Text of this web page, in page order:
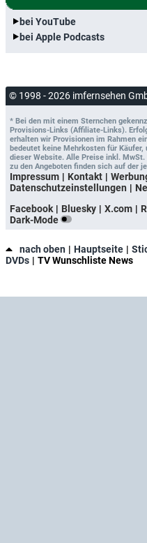
bei YouTube
bei Apple Podcasts
© 1998 - 2026 imfernsehen
* Bei den mit einem Sternchen
Provisions-Links (Affiliate-Links).
erhalten wir Provisionen im Rahmen
bedeutet keine Mehrkosten für
dieser Website. Alle Preise inkl.
zu den Angeboten finden sich auf der
Impressum Kontakt
Datenschutzeinstellungen
Facebook
Bluesky X.com
Dark-Mode
nach oben Hauptseite
DVDs
TV Wunschliste News